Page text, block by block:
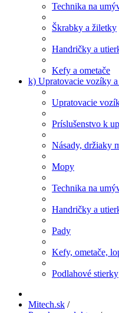
Technika na
Škrabky a žiletky
Handričky a
Kefy a ometače
k) Upratovacie vozíky
Upratovacie
Príslušenstvo k
Násady, držiaky
Mopy
Technika na
Handričky a
Pady
Kefy, ometače,
Podlahové stierky
Mitech.sk /